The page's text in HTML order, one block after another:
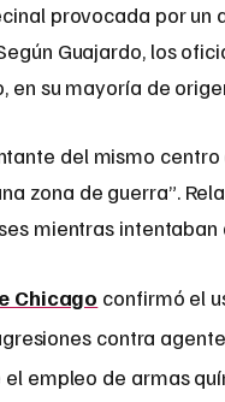
provocada por un
Guajardo, los
en su mayoría de
del mismo
zona de guerra”.
mientras
Chicago confirmó el
contra
empleo de armas